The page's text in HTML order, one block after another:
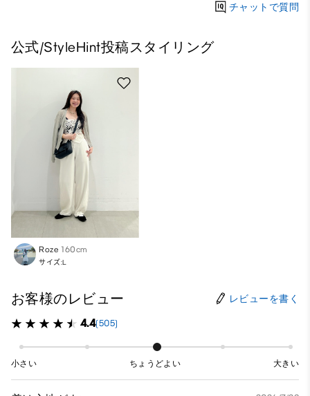
チャットで質問
公式/StyleHint投稿スタイリング
Roze 160cm
サイズ:L
お客様のレビュー レビューを書く
4.4(505)
小さい ちょうどよい 大きい